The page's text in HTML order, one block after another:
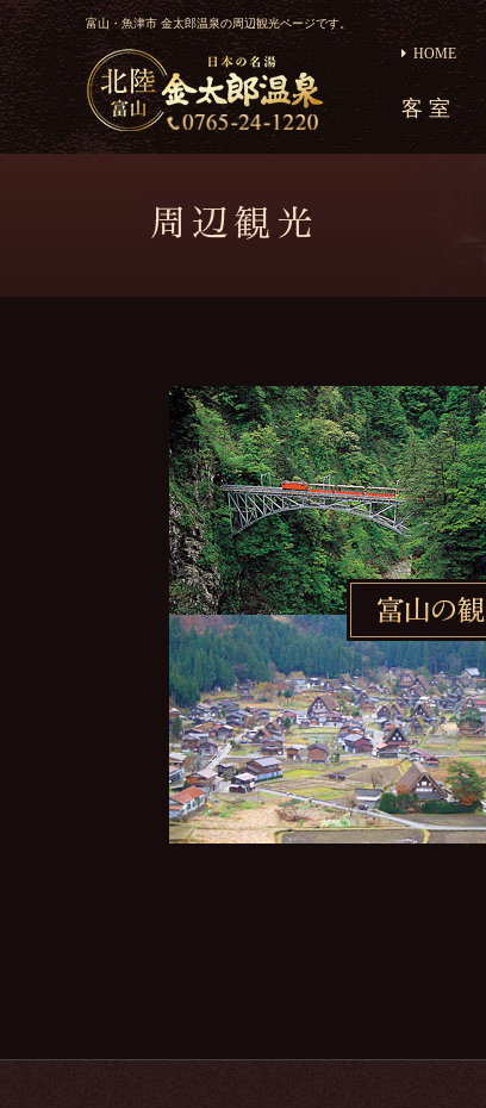
富山・魚津市 金太郎温泉の周辺観光ページです。
HOME
客 室